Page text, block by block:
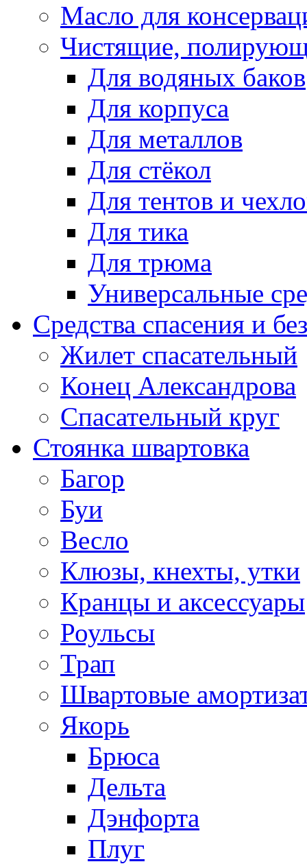
Масло для
Чистящие,
Для водяных баков
Для корпуса
Для металлов
Для стёкол
Для тентов и
Для тика
Для трюма
Универсальные
Средства спасения и
Жилет спасательный
Конец Александрова
Спасательный круг
Стоянка швартовка
Багор
Буи
Весло
Клюзы, кнехты, утки
Кранцы и аксессуары
Роульсы
Трап
Швартовые
Якорь
Брюса
Дельта
Дэнфорта
Плуг